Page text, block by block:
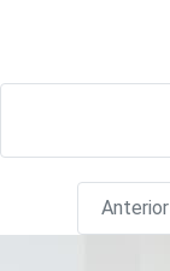
Anterior